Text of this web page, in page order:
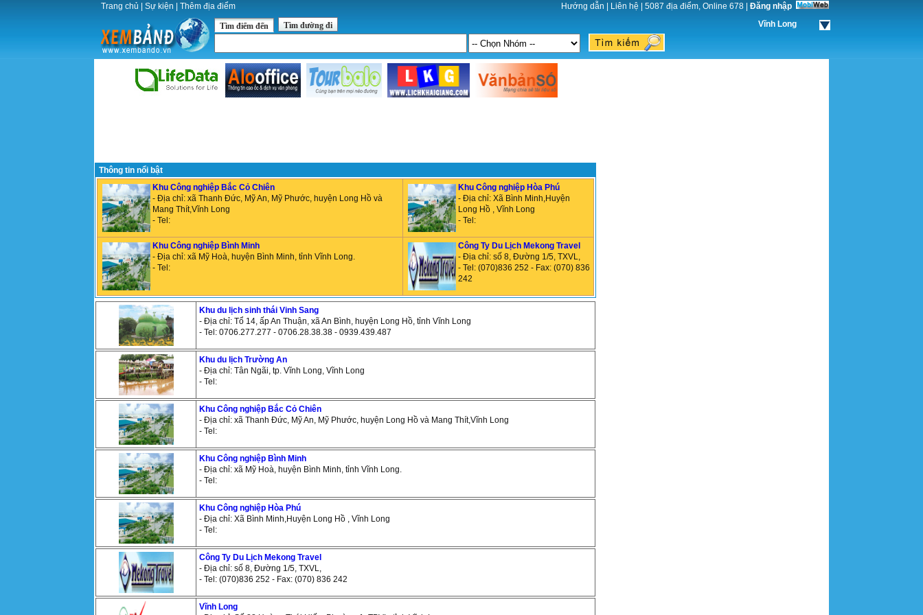
Trang chủ Sự kiện Thêm địa điểm Hướng dẫn Liên hệ 5087 địa điểm, Online 678
Đăng nhập
Vĩnh Long
Tìm điểm đến Tìm đường đi
Thông tin nổi bật
Khu Công nghiệp Bắc Cỏ Chiên
- Địa chỉ: xã Thanh Ðức, Mỹ An, Mỹ Phước, huyện Long Hồ và
Mang Thít,Vĩnh Long
- Tel:
Khu Công nghiệp Hòa Phú
- Địa chỉ: Xã Bình Minh,Huyện
Long Hồ , Vĩnh Long
- Tel:
Khu Công nghiệp Bình Minh
- Địa chỉ: xã Mỹ Hoà, huyện Bình Minh, tỉnh Vĩnh Long.
- Tel:
Công Ty Du Lịch Mekong Travel
- Địa chỉ: số 8, Đường 1/5, TXVL,
- Tel: (070)836 252 - Fax: (070) 836
242
Khu du lịch sinh thái Vinh Sang
- Địa chỉ: Tổ 14, ấp An Thuận, xã An Bình, huyện Long Hồ, tỉnh Vĩnh Long
- Tel: 0706.277.277 - 0706.28.38.38 - 0939.439.487
Khu du lịch Trường An
- Địa chỉ: Tân Ngãi, tp. Vĩnh Long, Vĩnh Long
- Tel:
Khu Công nghiệp Bắc Cỏ Chiên
- Địa chỉ: xã Thanh Ðức, Mỹ An, Mỹ Phước, huyện Long Hồ và Mang Thít,Vĩnh Long
- Tel:
Khu Công nghiệp Bình Minh
- Địa chỉ: xã Mỹ Hoà, huyện Bình Minh, tỉnh Vĩnh Long.
- Tel:
Khu Công nghiệp Hòa Phú
- Địa chỉ: Xã Bình Minh,Huyện Long Hồ , Vĩnh Long
- Tel:
Công Ty Du Lịch Mekong Travel
- Địa chỉ: số 8, Đường 1/5, TXVL,
- Tel: (070)836 252 - Fax: (070) 836 242
Vĩnh Long